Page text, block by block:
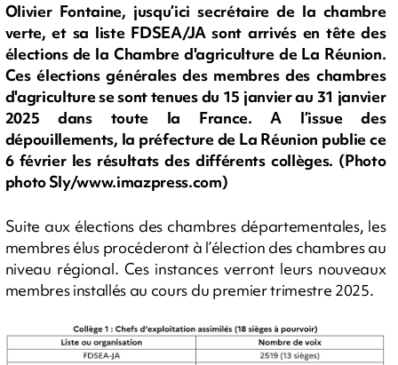
Olivier Fontaine, jusqu’ici secrétaire de la chambre
verte, et sa liste FDSEA/JA sont arrivés en tête des
élections de la Chambre d'agriculture de La Réunion.
Ces élections générales des membres des chambres
d'agriculture se sont tenues du 15 janvier au 31 janvier
2025 dans toute la France. A l’issue des
dépouillements, la préfecture de La Réunion publie ce
6 février les résultats des différents collèges. (Photo
photo Sly/www.imazpress.com)
Suite aux élections des chambres départementales, les
membres élus procéderont à l’élection des chambres au
niveau régional. Ces instances verront leurs nouveaux
membres installés au cours du premier trimestre 2025.